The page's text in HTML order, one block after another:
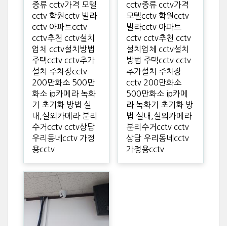
종류 cctv가격 모텔
cctv 학원cctv 빌라
cctv 아파트cctv
cctv추천 cctv설치
업체 cctv설치방법
주택cctv cctv추가
설치 주차장cctv
200만화소 500만
화소 ip카메라 녹화
기 초기화 방법 실
내,실외카메라 분리
수거cctv cctv상담
우리동네cctv 가정
용cctv
cctv종류 cctv가격
모텔cctv 학원cctv
빌라cctv 아파트
cctv cctv추천 cctv
설치업체 cctv설치
방법 주택cctv cctv
추가설치 주차장
cctv 200만화소
500만화소 ip카메
라 녹화기 초기화 방
법 실내,실외카메라
분리수거cctv cctv
상담 우리동네cctv
가정용cctv